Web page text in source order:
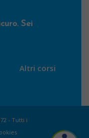
Sei
Altri corsi
- Tutti i